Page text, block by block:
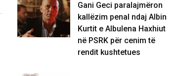
Gani Geci paralajmëron
kallëzim penal ndaj Albin
Kurtit e Albulena Haxhiut
në PSRK për cenim të
rendit kushtetues